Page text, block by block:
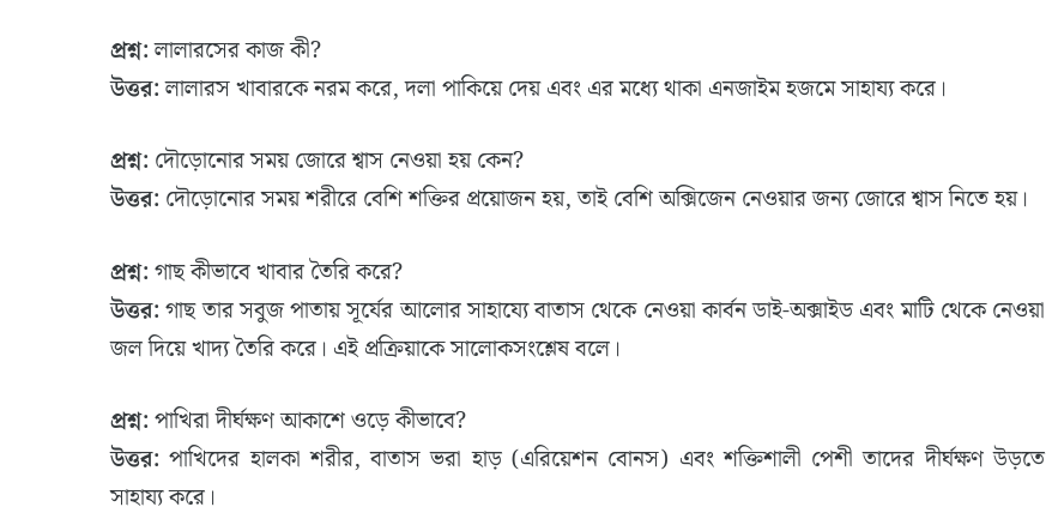
প্রশ্ন:লালারসের কাজ কী?
উত্তর:লালারস খাবারকে নরম করে, দলা পাকিয়ে দেয় এবং এর মধ্যে থাকা এনজাইম হজমে সাহায্য করে।
প্রশ্ন: দৌড়োনোর সময় জোরে শ্বাস নেওয়া হয় কেন?
উত্তর: দৌড়োনোর সময় শরীরে বেশি শক্তির প্রয়োজন হয়, তাই বেশি অক্সিজেন নেওয়ার জন্য জোরে শ্বাস নিতে হয়।
প্রশ্ন:গাছ কীভাবে খাবার তৈরি করে?
উত্তর:গাছ তার সবুজ পাতায় সূর্যের আলোর সাহায্যে বাতাস থেকে নেওয়া কার্বন ডাই-অক্সাইড এবং মাটি থেকে নেওয়া
জল দিয়ে খাদ্য তৈরি করে। এই প্রক্রিয়াকে সালোকসংশ্লেষ বলে।
প্রশ্ন:পাখিরা দীর্ঘক্ষণ আকাশে ওড়ে কীভাবে?
উত্তর: পাখিদের হালকা শরীর, বাতাস ভরা হাড় (এরিয়েশন বোনস) এবং শক্তিশালী পেশী তাদের দীর্ঘক্ষণ উড়তে
সাহায্য করে।